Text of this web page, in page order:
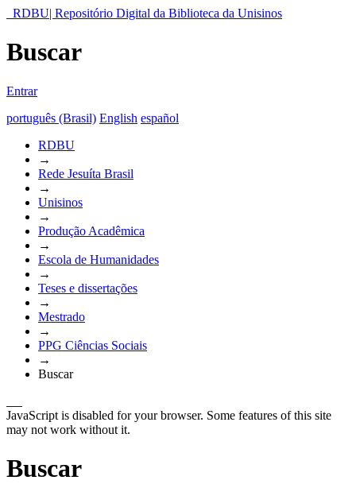
RDBU| Repositório Digital da Biblioteca da Unisinos
Buscar
Entrar
português (Brasil) English español
RDBU
→
Rede Jesuíta Brasil
→
Unisinos
→
Produção Acadêmica
→
Escola de Humanidades
→
Teses e dissertações
→
Mestrado
→
PPG Ciências Sociais
→
Buscar
JavaScript is disabled for your browser. Some features of this site
may not work without it.
Buscar